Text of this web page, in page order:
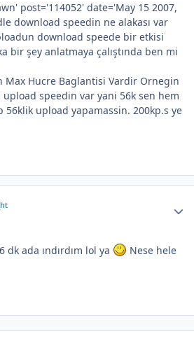
post='114052' date='May 15 2007,
download speedin ne alakası var
download speede bir etkisi
bir şey anlatmaya çalıştında ben mi
Max Hucre Baglantisi Vardir Ornegin
speedin var yani 56k sen hem
56klik upload yapamassin. 200kp.s ye
ada ındırdım lol ya
Nese hele